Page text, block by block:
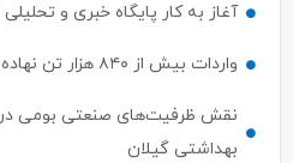
آغاز به کار پایگاه خبری و
واردات بیش از ۸۴۰ هزار تن نهاده دامی از بنادر كاسپین و انزلی
نقش ظرفیت‌های صنعتی بومی در
بهداشتی گیلان